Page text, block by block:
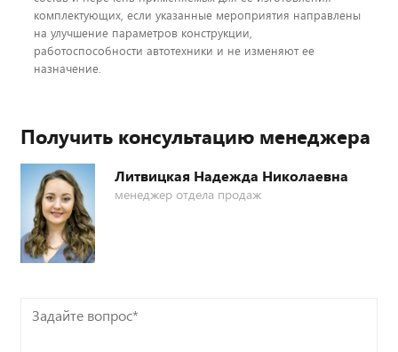
комплектующих, если указанные мероприятия направлены
на улучшение параметров конструкции,
работоспособности автотехники и не изменяют ее
назначение.
Получить консультацию менеджера
Литвицкая Надежда Николаевна
менеджер отдела продаж
Задайте
вопрос*